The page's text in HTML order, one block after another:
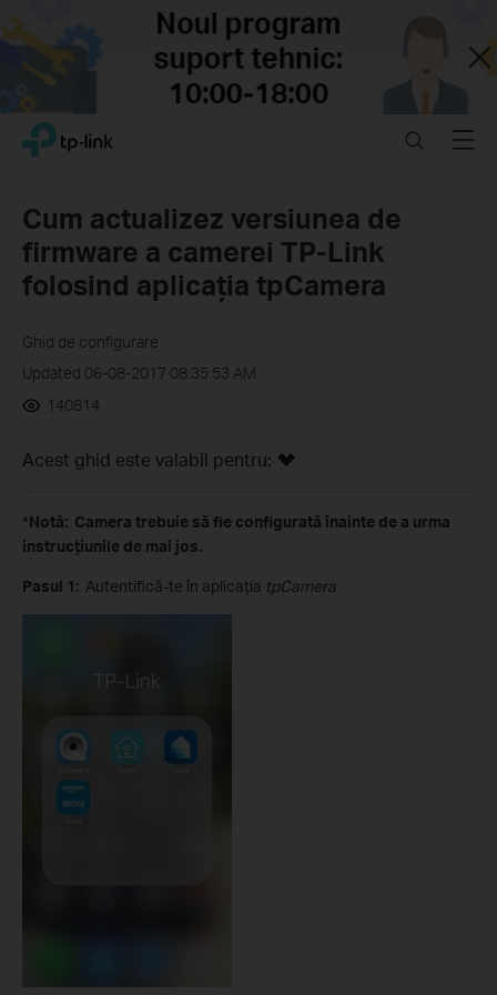
Close
Click
navigation
bar
TP-Link, Reliably Smart SearchMenu
Cum actualizez versiunea de
firmware a camerei TP-Link
folosind aplicația tpCamera
Ghid de configurare
Updated 06-08-2017 08:35:53 AM
140814
Acest ghid este valabil pentru:
*Notă: Camera trebuie să fie configurată înainte de a urma
instrucțiunile de mai jos.
Pasul 1: Autentifică-te în aplicația tpCamera